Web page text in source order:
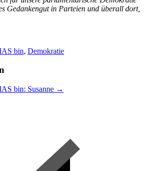
Gedankengut in Parteien und überall dort,
bin, Demokratie
bin: Susanne →